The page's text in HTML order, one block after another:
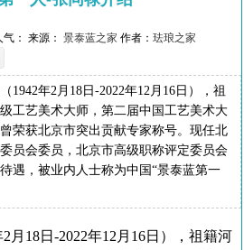
： 来源： 景泰蓝之家 作者： 珐琅之家
年2月18日-2022年12月16日），祖
工艺美术大师，第二届中国工艺美术大
荣获北京市突出贡献专家称号。现任北
员会委员，北京市高级职称评定委员会
遇，被业内人士称为中国“景泰蓝第一
18日-2022年12月16日），祖籍河